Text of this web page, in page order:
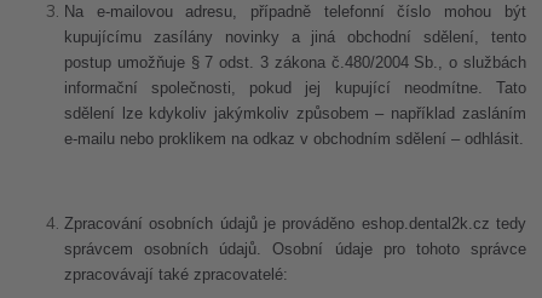
Na e-mailovou adresu, případně telefonní číslo mohou být
kupujícímu zasílány novinky a jiná obchodní sdělení, tento
postup umožňuje § 7 odst. 3 zákona č.480/2004 Sb., o službách
informační společnosti, pokud jej kupující neodmítne. Tato
sdělení lze kdykoliv jakýmkoliv způsobem – například zasláním
e-mailu nebo proklikem na odkaz v obchodním sdělení – odhlásit.
Zpracování osobních údajů je prováděno eshop.dental2k.cz tedy
správcem osobních údajů. Osobní údaje pro tohoto správce
zpracovávají také zpracovatelé: